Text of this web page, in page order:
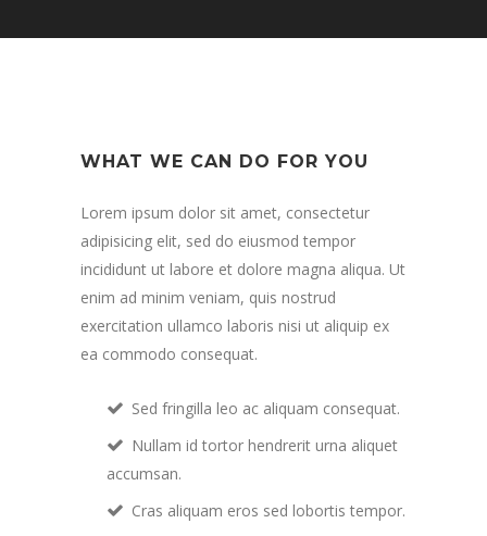
WHAT WE CAN DO FOR YOU
Lorem ipsum dolor sit amet, consectetur
adipisicing elit, sed do eiusmod tempor
incididunt ut labore et dolore magna aliqua. Ut
enim ad minim veniam, quis nostrud
exercitation ullamco laboris nisi ut aliquip ex
ea commodo consequat.
Sed fringilla leo ac aliquam consequat.
Nullam id tortor hendrerit urna aliquet
accumsan.
Cras aliquam eros sed lobortis tempor.